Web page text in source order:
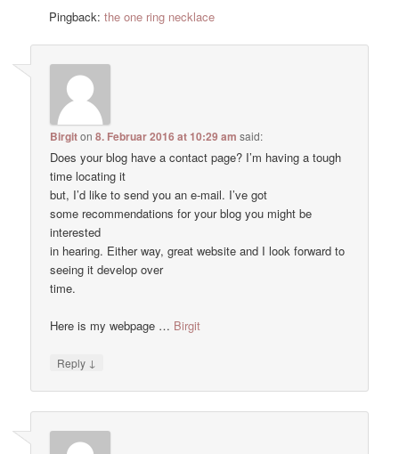
Pingback:the one ring necklace
Birgiton8. Februar 2016 at 10:29 am said:
Does your blog have a contact page? I’m having a tough
time locating it
but, I’d like to send you an e-mail. I’ve got
some recommendations for your blog you might be
interested
in hearing. Either way, great website and I look forward to
seeing it develop over
time.
Here is my webpage … Birgit
Reply ↓